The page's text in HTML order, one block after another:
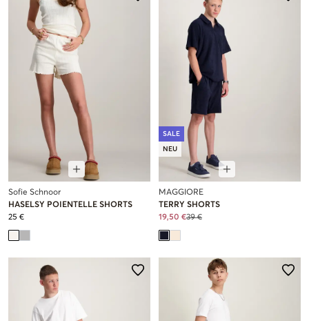
Sofie Schnoor
HASELSY POIENTELLE SHORTS
25 €
SALE
NEU
MAGGIORE
TERRY SHORTS
19,50 €39 €